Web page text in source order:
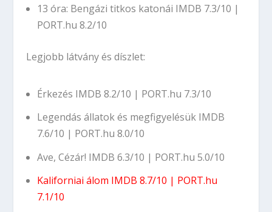
13 óra: Bengázi titkos katonái IMDB 7.3/10 |
PORT.hu 8.2/10
Legjobb látvány és díszlet:
Érkezés IMDB 8.2/10 | PORT.hu 7.3/10
Legendás állatok és megfigyelésük IMDB
7.6/10 | PORT.hu 8.0/10
Ave, Cézár! IMDB 6.3/10 | PORT.hu 5.0/10
Kaliforniai álom IMDB 8.7/10 | PORT.hu
7.1/10